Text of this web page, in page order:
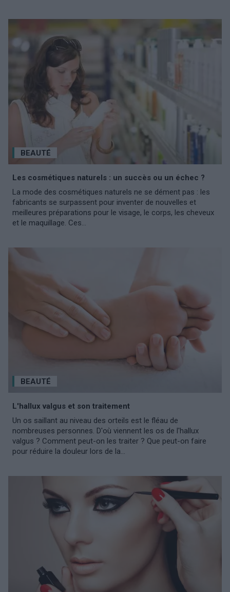
BEAUTÉ
Les cosmétiques naturels : un succès ou un échec ?
La mode des cosmétiques naturels ne se dément pas : les
fabricants se surpassent pour inventer de nouvelles et
meilleures préparations pour le visage, le corps, les cheveux
et le maquillage. Ces...
BEAUTÉ
L'hallux valgus et son traitement
Un os saillant au niveau des orteils est le fléau de
nombreuses personnes. D'où viennent les os de l'hallux
valgus ? Comment peut-on les traiter ? Que peut-on faire
pour réduire la douleur lors de la...